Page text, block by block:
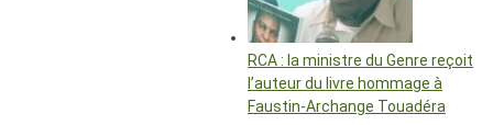
RCA : la ministre du Genre reçoit
l’auteur du livre hommage à
Faustin-Archange Touadéra